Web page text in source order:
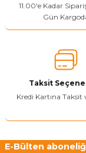
Ürün
Sitenize Pek
Bu ürüne benzer
11.00'e Kadar
Gün
Taksit
Kredi Kartına Taksit
E-Bülten